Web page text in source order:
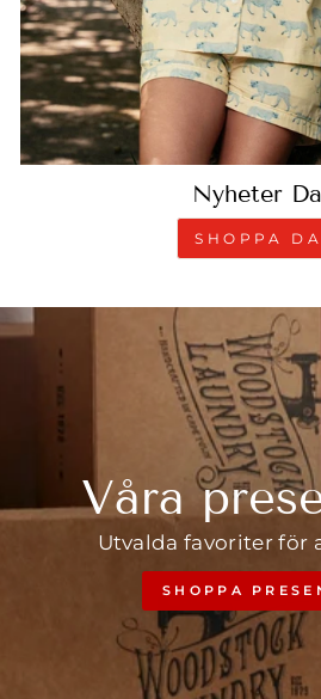
Nyheter
SHOPPA
Våra
Utvalda favoriter för
SHOPPA